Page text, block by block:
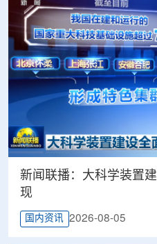
新闻联播：大科学装置
现
国内资讯 2026-08-05